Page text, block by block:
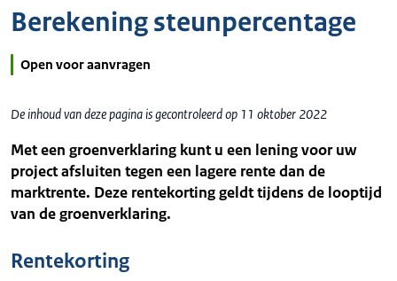
Berekening steunpercentage
Open voor aanvragen
De inhoud van deze pagina is gecontroleerd op 11 oktober 2022
Met een groenverklaring kunt u een lening voor uw
project afsluiten tegen een lagere rente dan de
marktrente. Deze rentekorting geldt tijdens de looptijd
van de groenverklaring.
Rentekorting